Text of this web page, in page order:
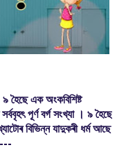
হৈছে এক অংকবিশিষ্ট
পূৰ্ণ বৰ্গ সংখ্যা । ৯ হৈছে
বিভিন্ন যাদুকৰী ধৰ্ম আছে